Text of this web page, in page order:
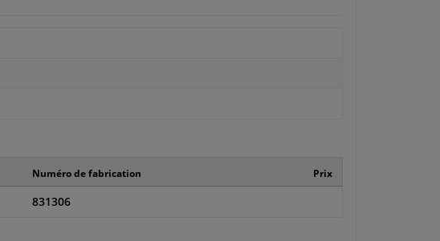
Numéro de fabrication Prix
831306